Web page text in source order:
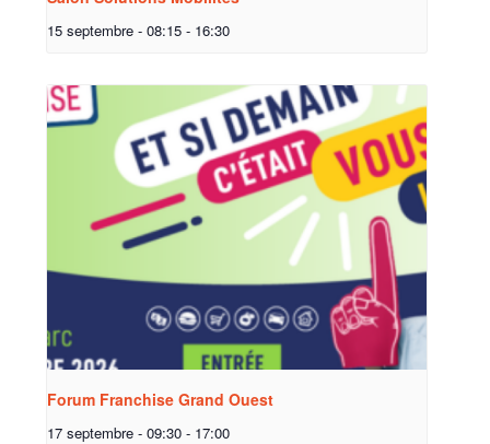
15 septembre - 08:15 - 16:30
Forum Franchise Grand Ouest
17 septembre - 09:30 - 17:00